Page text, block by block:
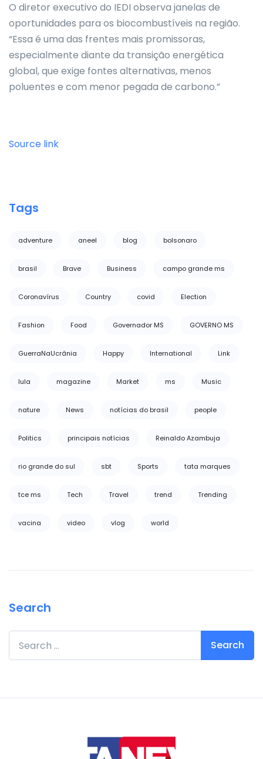
O diretor executivo do IEDI observa janelas de
oportunidades para os biocombustíveis na região.
“Essa é uma das frentes mais promissoras,
especialmente diante da transição energética
global, que exige fontes alternativas, menos
poluentes e com menor pegada de carbono.”
Source link
Tags
adventure aneel blog bolsonaro
brasil Brave Business campo grande ms
Coronavírus Country covid Election
Fashion Food Governador MS GOVERNO MS
GuerraNaUcrânia Happy International Link
lula magazine Market ms Music
nature News notícias do brasil people
Politics principais notícias Reinaldo Azambuja
rio grande do sul sbt Sports tata marques
tce ms Tech Travel trend Trending
vacina video vlog world
Search
Search for: